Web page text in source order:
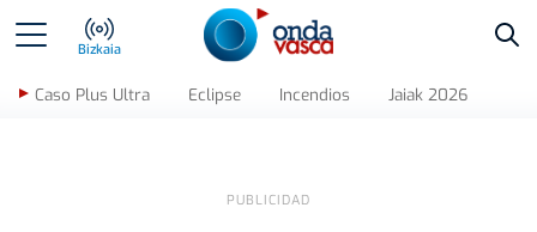
Bizkaia
Caso Plus Ultra Eclipse Incendios Jaiak 2026